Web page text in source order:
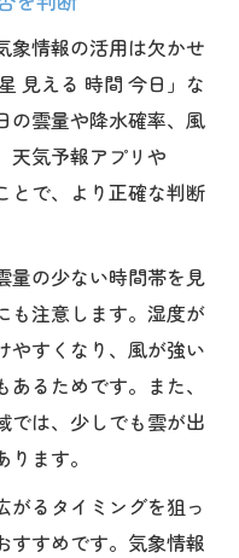
象情報の活用は欠かせ
見える 時間 今日」な
の雲量や降水確率、風
天気予報アプリや
とで、より正確な判断
量の少ない時間帯を見
も注意します。湿度が
やすくなり、風が強い
るためです。また、
では、少しでも雲が出
ます。
がるタイミングを狙っ
すすめです。気象情報